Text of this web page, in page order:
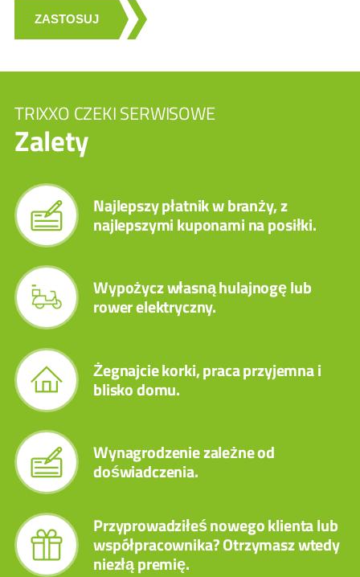
TRIXXO CZEKI SERWISOWE
Zalety
Najlepszy płatnik w branży, z
najlepszymi kuponami na posiłki.
Wypożycz własną hulajnogę lub
rower elektryczny.
Żegnajcie korki, praca przyjemna i
blisko domu.
Wynagrodzenie zależne od
doświadczenia.
Przyprowadziłeś nowego klienta lub
współpracownika? Otrzymasz wtedy
niezłą premię.
ZASTOSUJ